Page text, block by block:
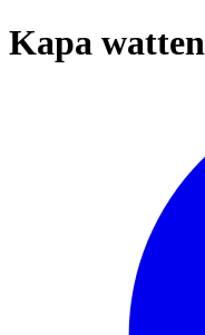
Kapa watten